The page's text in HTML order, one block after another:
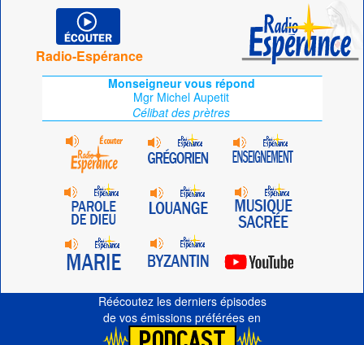
Radio-Espérance
Monseigneur vous répond
Mgr Michel Aupetit
Célibat des prètres
Réécoutez les derniers épisodes
de vos émissions préférées en